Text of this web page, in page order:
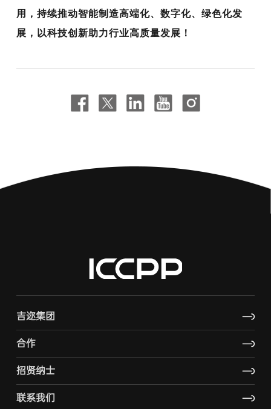
用，持续推动智能制造高端化、数字化、绿色化发
展，以科技创新助力行业高质量发展！
吉迩集团
合作
招贤纳士
联系我们